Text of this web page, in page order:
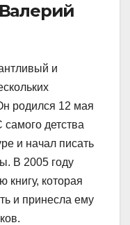
и
родился 12 мая
детства
и начал писать
В 2005 году
книгу, которая
и принесла ему